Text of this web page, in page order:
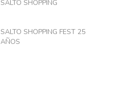
SALTO SHOPPING
SALTO SHOPPING FEST 25
AÑOS